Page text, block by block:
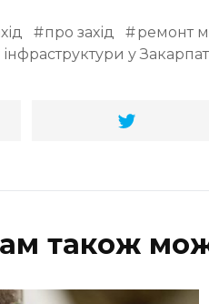
про захід
ремонт
у
також